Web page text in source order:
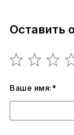
Оставить
Ваше имя:*